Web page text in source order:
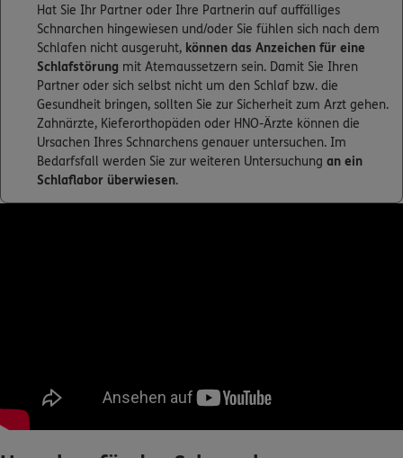
Hat Sie Ihr Partner oder Ihre Partnerin auf auffälliges
Schnarchen hingewiesen und/oder Sie fühlen sich nach dem
Schlafen nicht ausgeruht, können das Anzeichen für eine
Schlafstörung mit Atemaussetzern sein. Damit Sie Ihren
Partner oder sich selbst nicht um den Schlaf bzw. die
Gesundheit bringen, sollten Sie zur Sicherheit zum Arzt gehen.
Zahnärzte, Kieferorthopäden oder HNO-Ärzte können die
Ursachen Ihres Schnarchens genauer untersuchen. Im
Bedarfsfall werden Sie zur weiteren Untersuchung an ein
Schlaflabor überwiesen.